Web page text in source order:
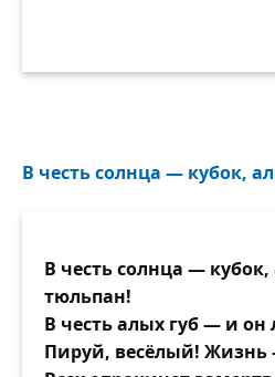
Друзья мои, — тогда
И, может быть, об
В честь солнца — кубок,
В честь солнца —
тюльпан!
В честь алых губ — и
Пируй, весёлый! Жизнь